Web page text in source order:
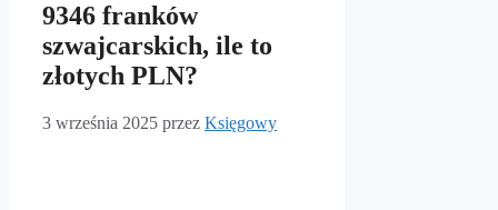
9346 franków
szwajcarskich, ile to
złotych PLN?
3 września 2025 przez Księgowy